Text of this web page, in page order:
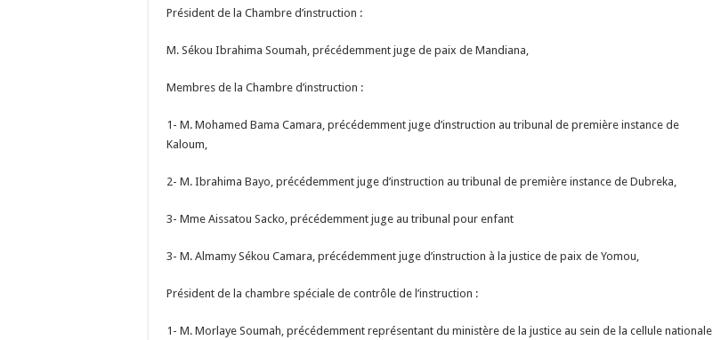
Président de la Chambre d’instruction :
M. Sékou Ibrahima Soumah, précédemment juge de paix de Mandiana,
Membres de la Chambre d’instruction :
1- M. Mohamed Bama Camara, précédemment juge d’instruction au tribunal de première instance de
Kaloum,
2- M. Ibrahima Bayo, précédemment juge d’instruction au tribunal de première instance de Dubreka,
3- Mme Aissatou Sacko, précédemment juge au tribunal pour enfant
3- M. Almamy Sékou Camara, précédemment juge d’instruction à la justice de paix de Yomou,
Président de la chambre spéciale de contrôle de l’instruction :
1- M. Morlaye Soumah, précédemment représentant du ministère de la justice au sein de la cellule nationale